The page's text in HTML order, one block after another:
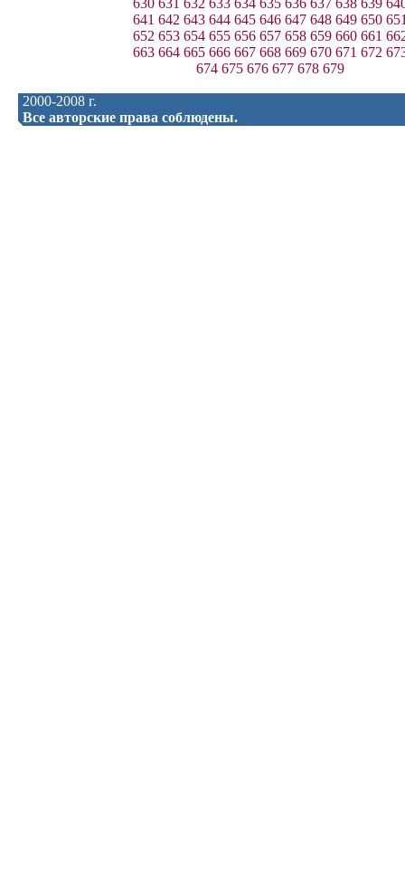
630 631 632 633 634 635 636 637 638 639
641 642 643 644 645 646 647 648 649 650
652 653 654 655 656 657 658 659 660 661
663 664 665 666 667 668 669 670 671 672
674 675 676 677 678 679
2000-2008 г.
Все авторские права соблюдены.